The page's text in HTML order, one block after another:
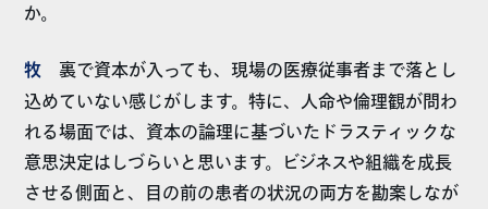
か。
牧 裏で資本が入っても、現場の医療従事者まで落とし
込めていない感じがします。特に、人命や倫理観が問わ
れる場面では、資本の論理に基づいたドラスティックな
意思決定はしづらいと思います。ビジネスや組織を成長
させる側面と、目の前の患者の状況の両方を勘案しなが